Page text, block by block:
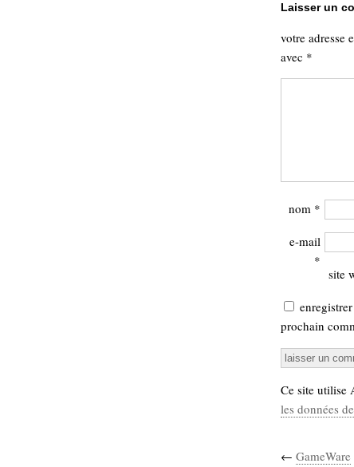
Laisser un
votre adresse
avec *
nom *
e-mail
*
site
prochain
Ce site utilise
les données
← GameWare